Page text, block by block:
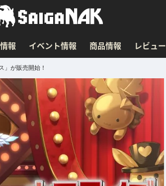
報 イベント情報 商品情報 レビュー
」が販売開始！